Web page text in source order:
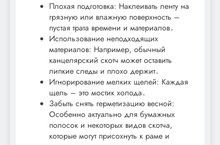
Плохая подготовка: Наклеивать ленту на
грязную или влажную поверхность –
пустая трата времени и материалов․
Использование неподходящих
материалов: Например, обычный
канцелярский скотч может оставить
липкие следы и плохо держит․
Игнорирование мелких щелей: Каждая
щель – это мостик холода․
Забыть снять герметизацию весной:
Особенно актуально для бумажных
полосок и некоторых видов скотча,
которые могут присохнуть к раме и